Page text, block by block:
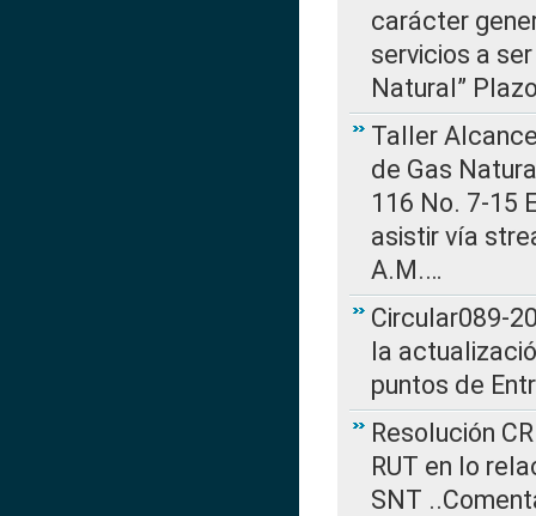
carácter
servicios a
Natural”
Taller
de Gas
116 No. 7-15
asistir vía
A.M.…
Circular089-
la
puntos de
Resolución
RUT en lo
SNT